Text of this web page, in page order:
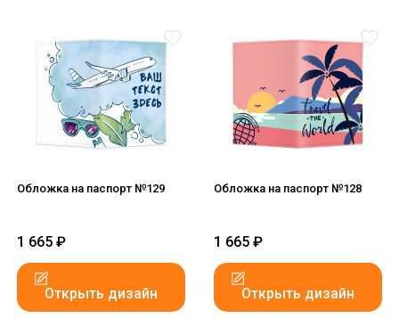
Обложка на паспорт №129
1 665 ₽
Открыть дизайн
Обложка на паспорт №128
1 665 ₽
Открыть дизайн